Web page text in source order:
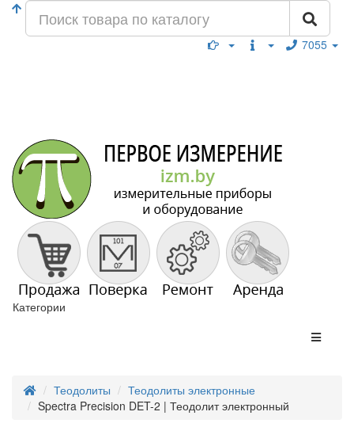
7055
Категории
Теодолиты
Теодолиты электронные
Spectra Precision DET-2 | Теодолит электронный